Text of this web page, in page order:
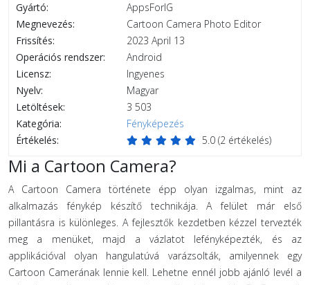
Gyártó:
AppsForIG
Megnevezés:
Cartoon Camera Photo Editor
Frissítés:
2023 April 13
Operációs rendszer:
Android
Licensz:
Ingyenes
Nyelv:
Magyar
Letöltések:
3 503
Kategória:
Fényképezés
Értékelés:
5.0 (2 értékelés)
Mi a Cartoon Camera?
A Cartoon Camera története épp olyan izgalmas, mint az
alkalmazás fénykép készítő technikája. A felület már első
pillantásra is különleges. A fejlesztők kezdetben kézzel tervezték
meg a menüket, majd a vázlatot lefényképezték, és az
applikációval olyan hangulatúvá varázsolták, amilyennek egy
Cartoon Camerának lennie kell. Lehetne ennél jobb ajánló levél a